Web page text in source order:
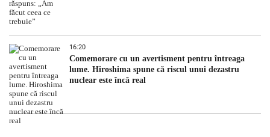
16:20
Comemorare cu un avertisment pentru întreaga
lume. Hiroshima spune că riscul unui dezastru
nuclear este încă real